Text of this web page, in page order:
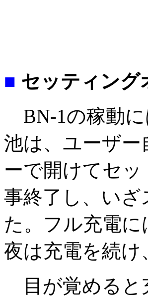
■ セッティン
BN-1の稼動に
池は、ユーザ
ーで開けてセ
事終了し、い
た。フル充電
夜は充電を続
目が覚めると